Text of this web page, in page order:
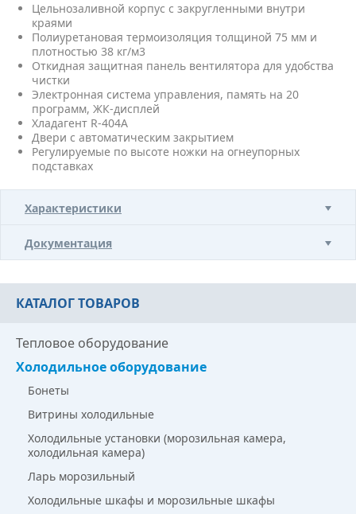
Цельнозаливной корпус с закругленными внутри
краями
Полиуретановая термоизоляция толщиной 75 мм и
плотностью 38 кг/м3
Откидная защитная панель вентилятора для удобства
чистки
Электронная система управления, память на 20
программ, ЖК-дисплей
Хладагент R-404A
Двери с автоматическим закрытием
Регулируемые по высоте ножки на огнеупорных
подставках
Характеристики
Документация
КАТАЛОГ ТОВАРОВ
Тепловое оборудование
Холодильное оборудование
Бонеты
Витрины холодильные
Холодильные установки (морозильная камера,
холодильная камера)
Ларь морозильный
Холодильные шкафы и морозильные шкафы